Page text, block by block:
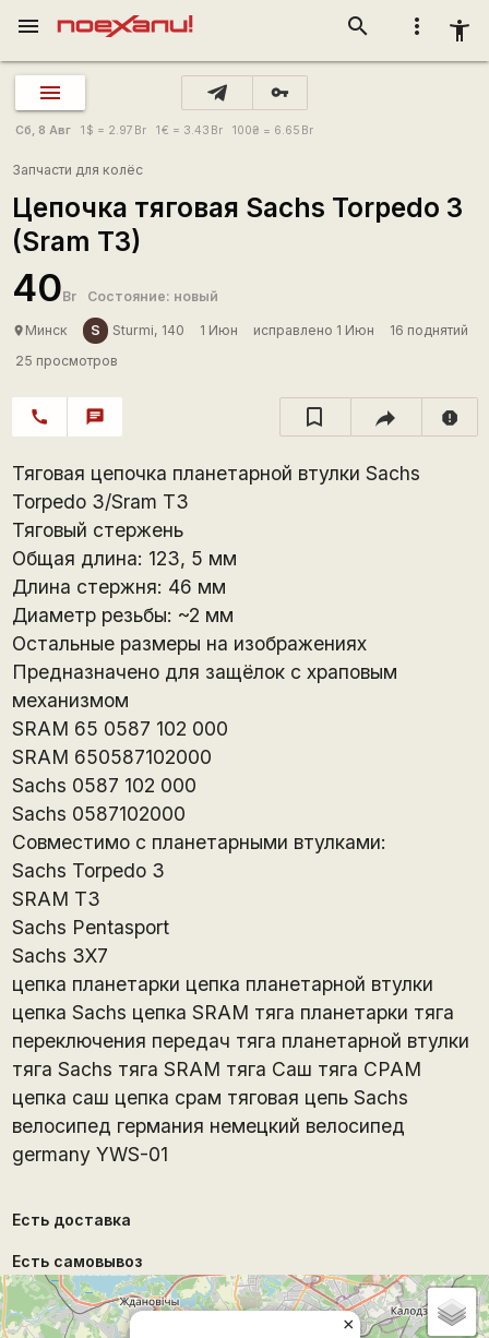
more_vert accessibility_new
search
menu
vpn_key
Сб, 8 Авг 1 $ = 2.97 Br 1€ = 3.43 Br 100₴ = 6.65 Br
Запчасти для колёс
Цепочка тяговая Sachs Torpedo 3
(Sram T3)
40Br Состояние: новый
place Минск S Sturmi, 140 1 Июн исправлено 1 Июн
16 поднятий
25 просмотров
call chat report
Тяговая цепочка планетарной втулки Sachs
Torpedo 3/Sram T3
Тяговый стержень
Общая длина: 123, 5 мм
Длина стержня: 46 мм
Диаметр резьбы: ~2 мм
Остальные размеры на изображениях
Предназначено для защёлок с храповым
механизмом
SRAM 65 0587 102 000
SRAM 650587102000
Sachs 0587 102 000
Sachs 0587102000
Совместимо с планетарными втулками:
Sachs Torpedo 3
SRAM T3
Sachs Pentasport
Sachs 3X7
цепка планетарки цепка планетарной втулки
цепка Sachs цепка SRAM тяга планетарки тяга
переключения передач тяга планетарной втулки
тяга Sachs тяга SRAM тяга Саш тяга СРАМ
цепка саш цепка срам тяговая цепь Sachs
велосипед германия немецкий велосипед
germany YWS-01
Есть доставка
Есть самовывоз
×